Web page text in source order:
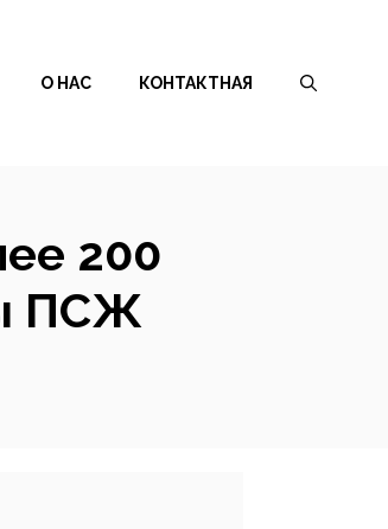
О НАС КОНТАКТНАЯ
200
ПСЖ